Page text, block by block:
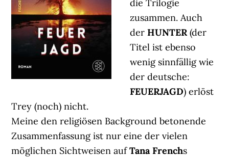
die Trilogie
zusammen. Auch
derHUNTER(der
Titel ist ebenso
wenig sinnfällig wie
der deutsche:
FEUERJAGD) erlöst
Trey (noch) nicht.
Meine den religiösen Background betonende
Zusammenfassung ist nur eine der vielen
möglichen Sichtweisen aufTana Frenchs